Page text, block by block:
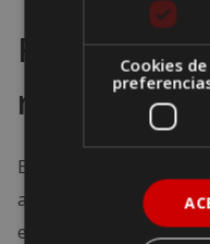
Ritmo y
rincón
Buenos Aires
apasionado con una
extensa. Aquí, la
Cookies de